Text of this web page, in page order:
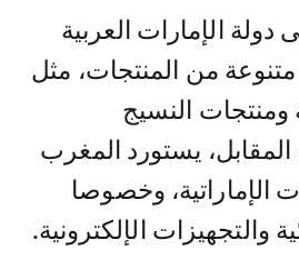
دولة الإمارات العربية
من المنتجات، مثل
ومنتجات النسيج
يستورد المغرب
الإماراتية، وخصوصا
والتجهيزات الإلكترونية.